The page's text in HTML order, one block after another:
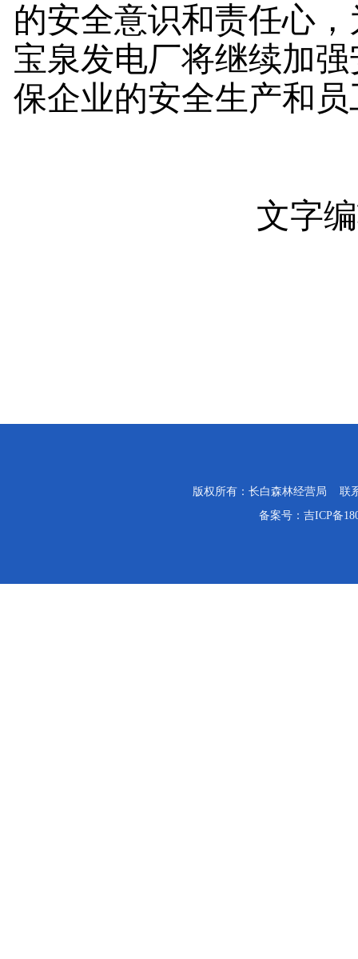
的安全意识和责任心
宝泉发电厂将继续加
保企业的安全生产和
文字
版权所有：长白森林经营局 联
备案号： 吉ICP备